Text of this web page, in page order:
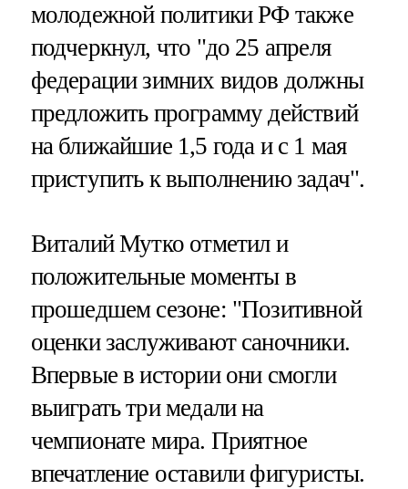
молодежной политики РФ также
подчеркнул, что "до 25 апреля
федерации зимних видов должны
предложить программу действий
на ближайшие 1,5 года и с 1 мая
приступить к выполнению задач".
Виталий Мутко отметил и
положительные моменты в
прошедшем сезоне: "Позитивной
оценки заслуживают саночники.
Впервые в истории они смогли
выиграть три медали на
чемпионате мира. Приятное
впечатление оставили фигуристы.